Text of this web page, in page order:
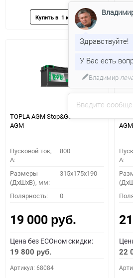
избранное
сравнению
TOPLA AGM Stop&Go TAG80 L4
AGM
Пусковой ток,
A:
800
Размеры
(ДхШхВ), мм:
315x175x190
Полярность: 0
19 000 руб.
Цена без ECOном скидки:
19 800 руб.
Артикул: 68084
AGM
A:
22
Введите
Здравствуйте!
У Вас есть
Владимир